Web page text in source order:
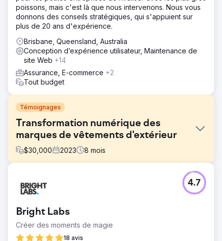
poissons, mais c'est là que nous intervenons. Nous vous
donnons des conseils stratégiques, qui s'appuient sur
plus de 20 ans d'expérience.
Brisbane, Queensland, Australia
Conception d’expérience utilisateur, Maintenance de
site Web +14
Assurance, E-commerce +2
Tout budget
Témoignages
Transformation numérique des
marques de vêtements d'extérieur
$30,000 2023 8 mois
La plateforme héritée de la marque a eu du mal à
répondre aux attentes changeantes des clients, ce qui a
l'exécution des commandes. 1. Conversion d'application
stagnante Bonnes visites mais achats incomplets,
indiquant de faibles taux de conversion et des lacunes
Bright Labs
Créer des moments de magie
18 avis
4.7